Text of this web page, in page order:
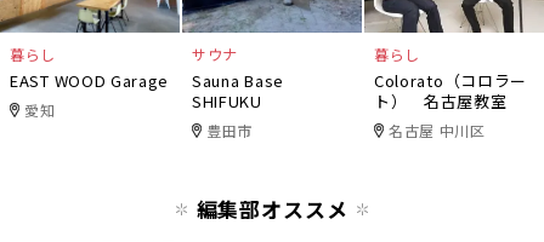
暮らし
EAST WOOD Garage
愛知
サウナ
Sauna Base
SHIFUKU
豊田市
暮らし
Colorato（コロラー
ト） 名古屋教室
名古屋 中川区
編集部オススメ